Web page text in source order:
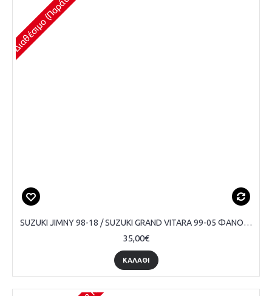
SUZUKI JIMNY 98-18 / SUZUKI GRAND VITARA 99-05 ΦΑΝΟΣ ΠΙΣΩ ΠΡΟΦΥΛΑΚΤΗΡΑ - ΟΔΗΓΟΥ
35,00€
ΚΑΛΆΘΙ